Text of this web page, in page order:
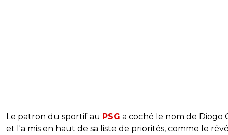
Le patron du sportif au PSG a coché le nom de Diogo
et l'a mis en haut de sa liste de priorités, comme le